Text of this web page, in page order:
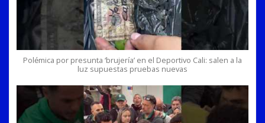
Polémica por presunta ‘brujería’ en el Deportivo Cali: salen a la
luz supuestas pruebas nuevas